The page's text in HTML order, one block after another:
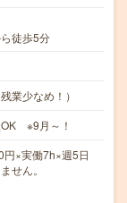
徒歩5分
業少なめ！）
※9月～！
×実働7h×週5日
せん。